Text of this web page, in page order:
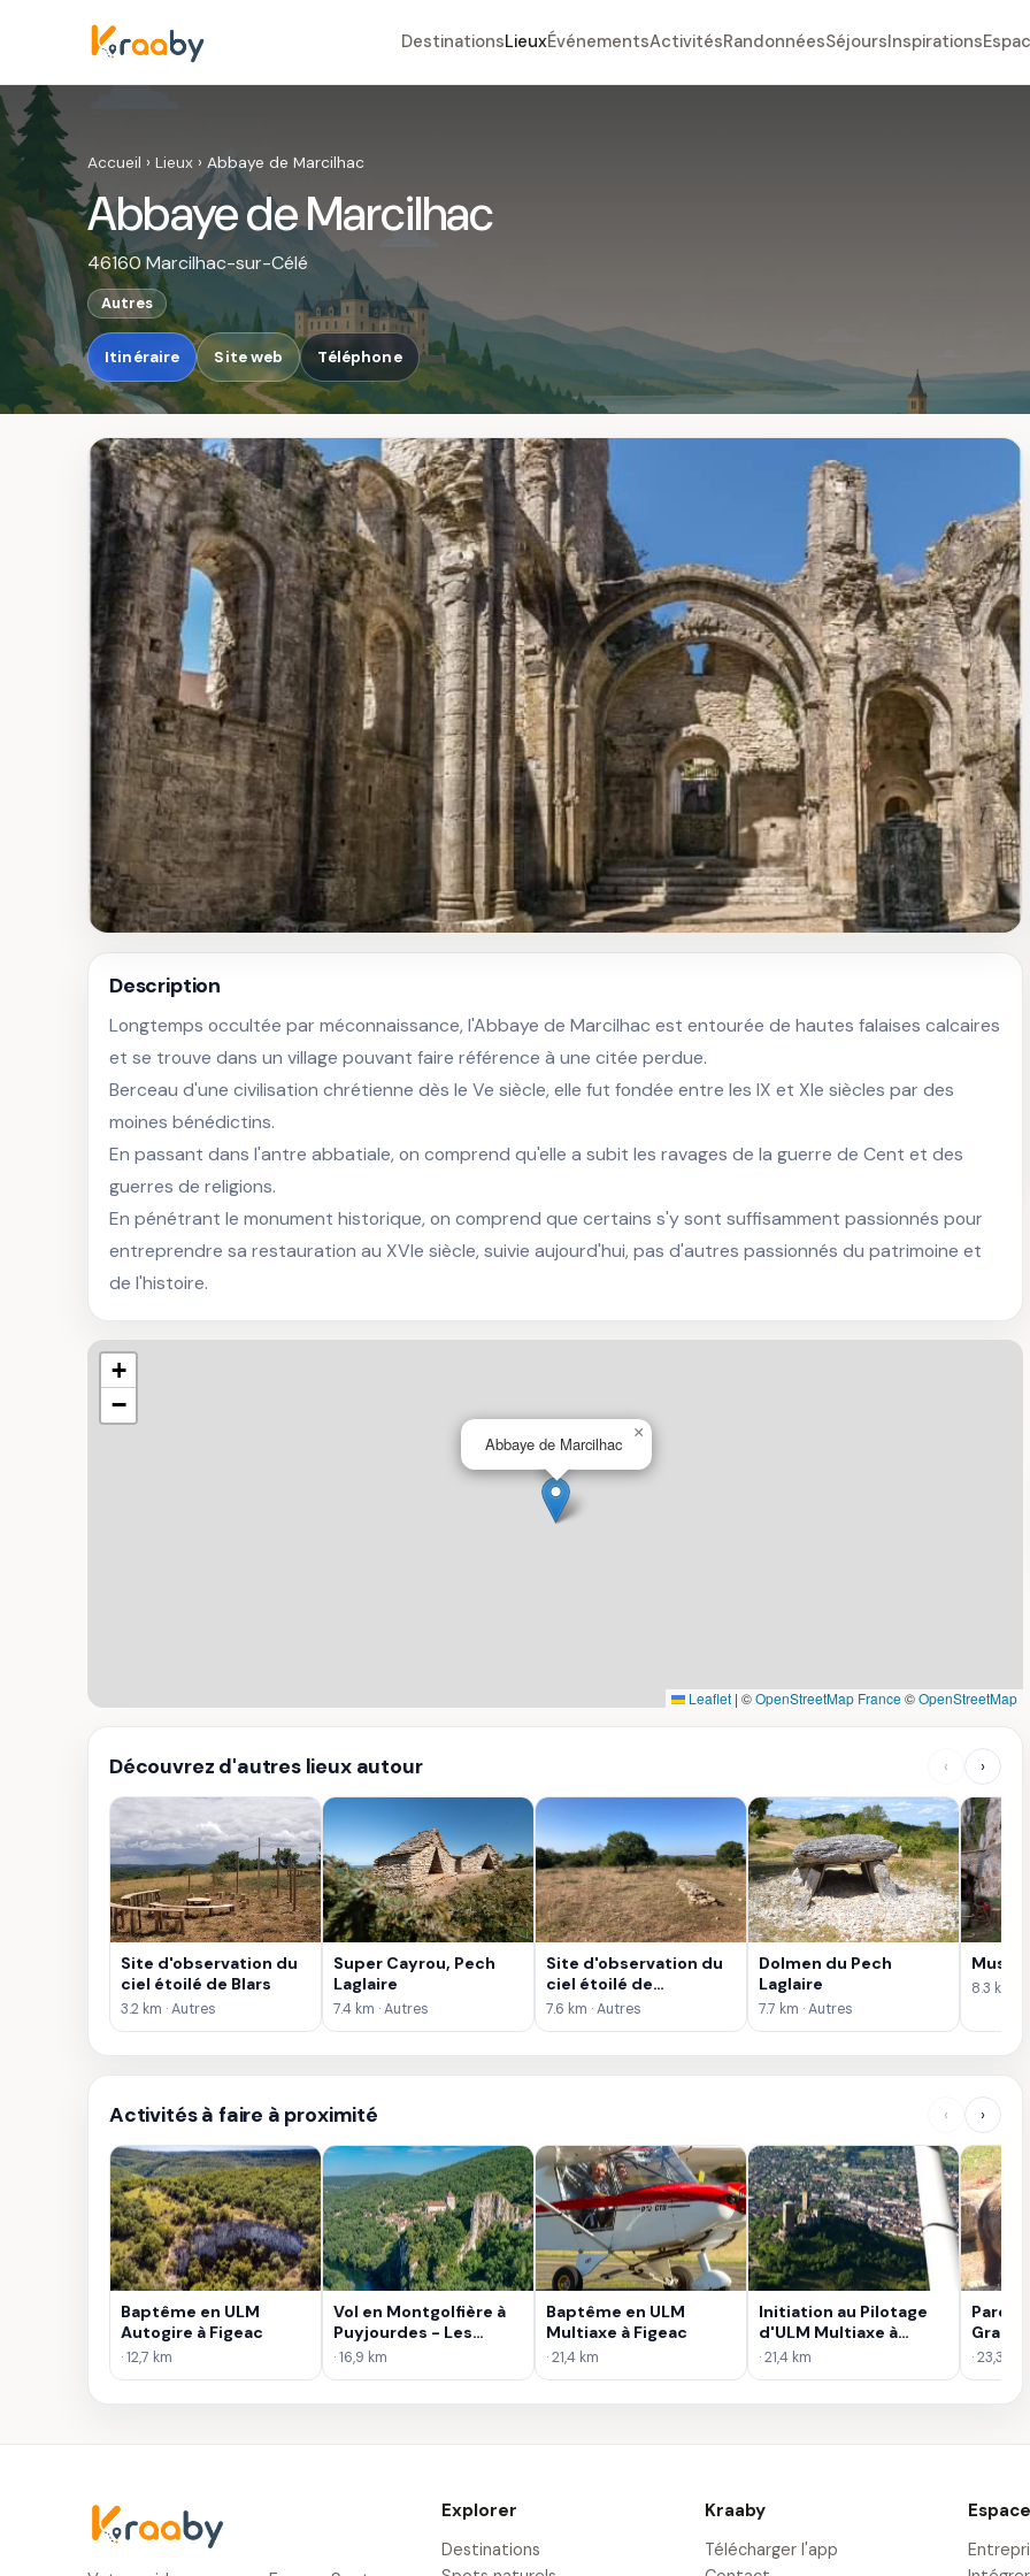
DestinationsLieuxÉvénementsActivitésRandonnéesSéjoursInspirations
Accueil › Lieux › Abbaye de Marcilhac
Abbaye de Marcilhac
46160 Marcilhac-sur-Célé
Autres
Itinéraire Site web Téléphone
Description
Longtemps occultée par méconnaissance, l'Abbaye de Marcilhac est entourée de hautes falaises calcaires
et se trouve dans un village pouvant faire référence à une citée perdue.
Berceau d'une civilisation chrétienne dès le Ve siècle, elle fut fondée entre les IX et XIe siècles par des
moines bénédictins.
En passant dans l'antre abbatiale, on comprend qu'elle a subit les ravages de la guerre de Cent et des
guerres de religions.
En pénétrant le monument historique, on comprend que certains s'y sont suffisamment passionnés pour
entreprendre sa restauration au XVIe siècle, suivie aujourd'hui, pas d'autres passionnés du patrimoine et
de l'histoire.
Abbaye de Marcilhac
×
+
−
Leaflet | ©OpenStreetMap France©OpenStreetMap
Découvrez d'autres lieux autour ‹ ›
Site d'observation du
ciel étoilé de Blars
3.2 km · Autres
Super Cayrou, Pech
Laglaire
7.4 km · Autres
Site d'observation du
ciel étoilé de
Nougayrac
7.6 km · Autres
Dolmen du Pech
Laglaire
7.7 km · Autres
Musée
8.3 km ·
Activités à faire à proximité ‹ ›
Baptême en ULM
Autogire à Figeac
· 12,7 km
Vol en Montgolfière à
Puyjourdes - Les
Causses du Quercy
· 16,9 km
Baptême en ULM
Multiaxe à Figeac
· 21,4 km
Initiation au Pilotage
d'ULM Multiaxe à
Figeac
· 21,4 km
Parc
Gramat
· 23,3 km
Explorer
Destinations
Kraaby
Télécharger l'app